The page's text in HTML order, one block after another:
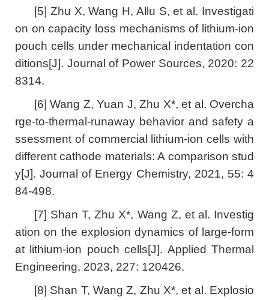
[5] Zhu X, Wang H, Allu S, et al. Investigati
on on capacity loss mechanisms of lithium-ion
pouch cells under mechanical indentation con
ditions[J]. Journal of Power Sources, 2020: 22
8314.
[6] Wang Z, Yuan J, Zhu X*, et al. Overcha
rge-to-thermal-runaway behavior and safety a
ssessment of commercial lithium-ion cells with
different cathode materials: A comparison stud
y[J]. Journal of Energy Chemistry, 2021, 55: 4
84-498.
[7] Shan T, Zhu X*, Wang Z, et al. Investig
ation on the explosion dynamics of large-form
at lithium-ion pouch cells[J]. Applied Thermal
Engineering, 2023, 227: 120426.
[8] Shan T, Wang Z, Zhu X*, et al. Explosio